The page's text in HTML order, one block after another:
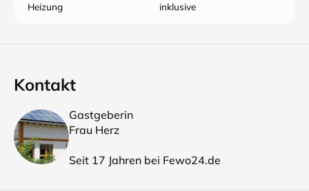
Heizung
inklusive
Kontakt
Gastgeberin
Frau Herz
Seit 17 Jahren bei Fewo24.de